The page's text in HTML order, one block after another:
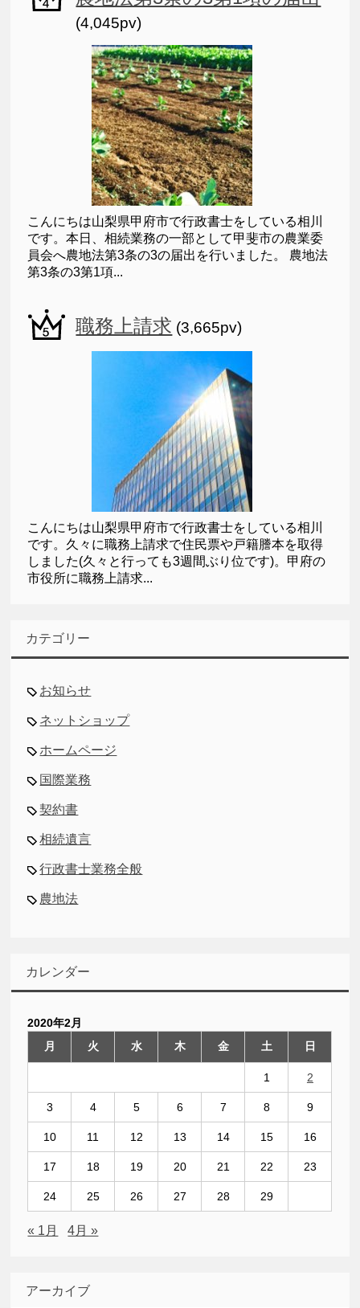
(4,045pv)
こんにちは山梨県甲府市で行政書士をしている相川
です。本日、相続業務の一部として甲斐市の農業委
員会へ農地法第3条の3の届出を行いました。 農地法
第3条の3第1項...
職務上請求 (3,665pv)
こんにちは山梨県甲府市で行政書士をしている相川
です。久々に職務上請求で住民票や戸籍謄本を取得
しました(久々と行っても3週間ぶり位です)。甲府の
市役所に職務上請求...
カテゴリー
お知らせ
ネットショップ
ホームページ
国際業務
契約書
相続遺言
行政書士業務全般
農地法
カレンダー
2020年2月
月
火 水 木 金 土 日
1 2
3 4 5 6 7 8 9
10 11 12 13 14 15 16
17 18 19 20 21 22 23
24 25 26 27 28 29
« 1月 4月 »
アーカイブ